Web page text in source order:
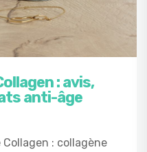
: avis,
anti-âge
: collagène